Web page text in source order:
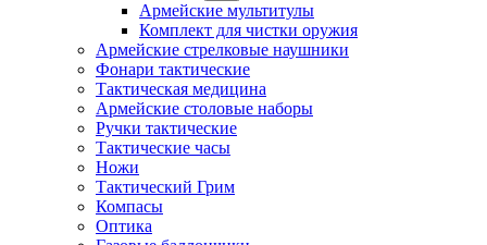
Армейские мультитулы
Комплект для чистки оружия
Армейские стрелковые наушники
Фонари тактические
Тактическая медицина
Армейские столовые наборы
Ручки тактические
Тактические часы
Ножи
Тактический Грим
Компасы
Оптика